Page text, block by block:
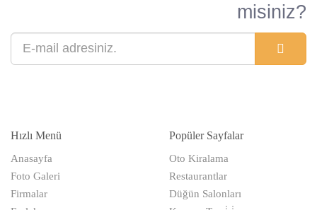
misiniz?
Hızlı Menü
Anasayfa
Foto Galeri
Firmalar
Popüler Sayfalar
Oto Kiralama
Restaurantlar
Düğün Salonları